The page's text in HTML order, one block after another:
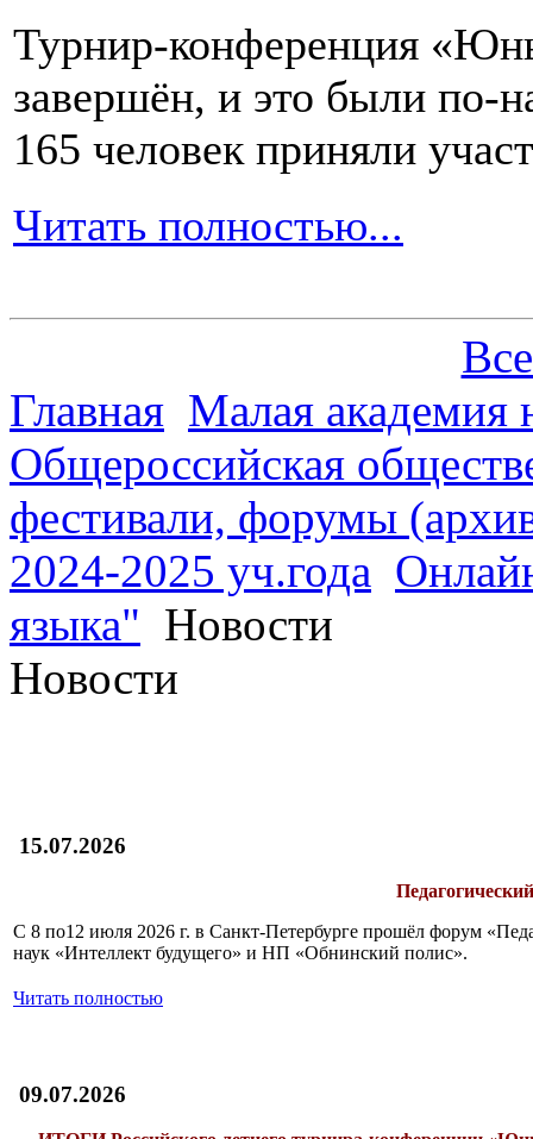
Турнир-конференция
завершён, и это были по-
165 человек приняли
Читать полностью...
Главная Малая академия
Общероссийская
фестивали, форумы
2024-2025 уч.года
языка" Новости
Новости
15.07.2026
С 8 по12 июля 2026 г. в Санкт-Петербурге прошёл форум
наук «Интеллект будущего» и НП «Обнинский полис».
Читать полностью
09.07.2026